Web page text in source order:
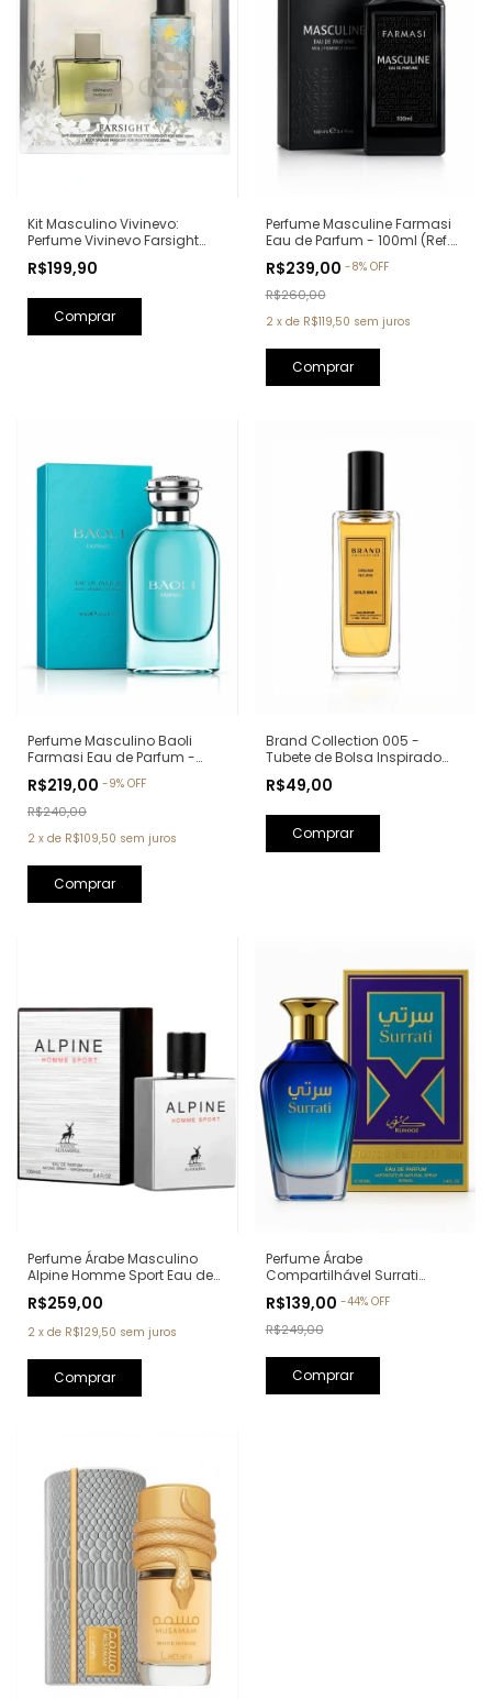
Kit Masculino Vivinevo:
Perfume Vivinevo Farsight
Splash Farsight 250ml
R$199,90
Perfume Masculine Farmasi
Eau de Parfum - 100ml (Ref.
Ford)
R$239,00 -8% OFF
R$260,00
2 x de R$119,50 sem juros
Perfume Masculino Baoli
Farmasi Eau de Parfum -
Homme Bvlgari)
R$219,00 -9% OFF
R$240,00
2 x de R$109,50 sem juros
Brand Collection 005 -
Tubete de Bolsa Inspirado
R$49,00
Perfume Árabe Masculino
Alpine Homme Sport Eau de
100ml (Ref. Olfativa: Allure
Homme Sport Chanel)
R$259,00
2 x de R$129,50 sem juros
Perfume Árabe
Compartilhável Surrati
Parfum - 100ml (Ref. Olfativa:
Erba Pura Xerjoff)
R$139,00 -44% OFF
R$249,00